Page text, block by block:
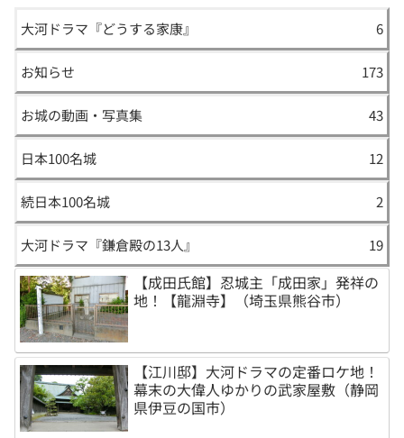
大河ドラマ『どうする家康』 6
お知らせ 173
お城の動画・写真集 43
日本100名城 12
続日本100名城 2
大河ドラマ『鎌倉殿の13人』 19
【成田氏館】忍城主「成田家」発祥の
地！【龍淵寺】（埼玉県熊谷市）
【江川邸】大河ドラマの定番ロケ地！
幕末の大偉人ゆかりの武家屋敷（静岡
県伊豆の国市）